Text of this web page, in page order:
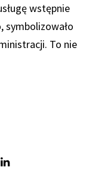
wstępnie
symbolizowało
To nie